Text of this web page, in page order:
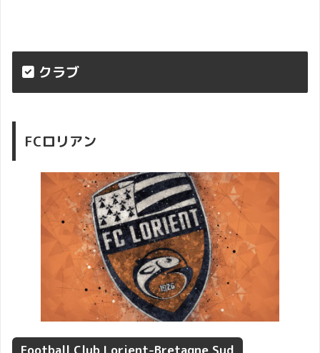
クラブ
FCロリアン
Football Club Lorient-Bretagne Sud